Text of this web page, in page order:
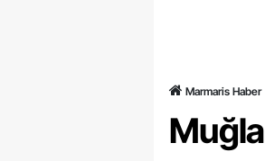
Marmaris Haber